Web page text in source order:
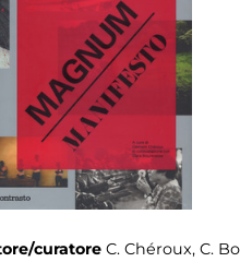
curatore C. Chéroux, C.